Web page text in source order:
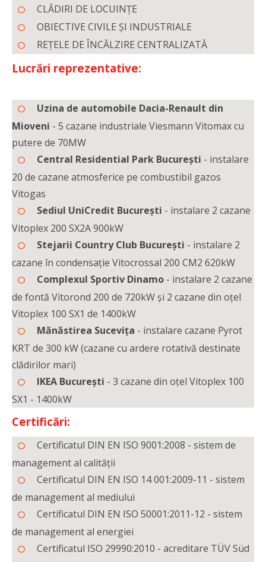
CLĂDIRI DE LOCUINȚE
OBIECTIVE CIVILE ȘI INDUSTRIALE
REȚELE DE ÎNCĂLZIRE CENTRALIZATĂ
Lucrări reprezentative:
Uzina de automobile Dacia-Renault din
Mioveni - 5 cazane industriale Viesmann Vitomax cu
putere de 70MW
Central Residential Park București - instalare
20 de cazane atmosferice pe combustibil gazos
Vitogas
Sediul UniCredit București - instalare 2 cazane
Vitoplex 200 SX2A 900kW
Stejarii Country Club București - instalare 2
cazane în condensație Vitocrossal 200 CM2 620kW
Complexul Sportiv Dinamo - instalare 2 cazane
de fontă Vitorond 200 de 720kW și 2 cazane din oțel
Vitoplex 100 SX1 de 1400kW
Mănăstirea Sucevița - instalare cazane Pyrot
KRT de 300 kW (cazane cu ardere rotativă destinate
clădirilor mari)
IKEA București - 3 cazane din oțel Vitoplex 100
SX1 - 1400kW
Certificări:
Certificatul DIN EN ISO 9001:2008 - sistem de
management al calității
Certificatul DIN EN ISO 14 001:2009-11 - sistem
de management al mediului
Certificatul DIN EN ISO 50001:2011-12 - sistem
de management al energiei
Certificatul ISO 29990:2010 - acreditare TÜV Süd